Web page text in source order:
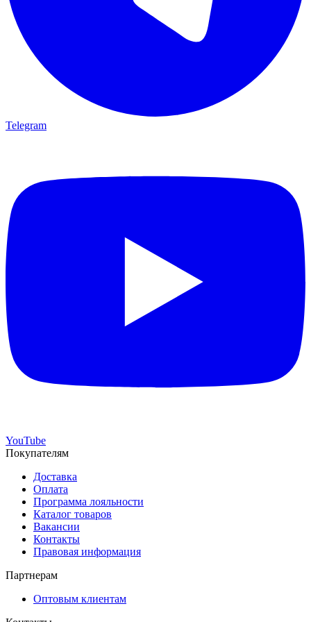
Telegram
YouTube
Покупателям
Доставка
Оплата
Программа лояльности
Каталог товаров
Вакансии
Контакты
Правовая информация
Партнерам
Оптовым клиентам